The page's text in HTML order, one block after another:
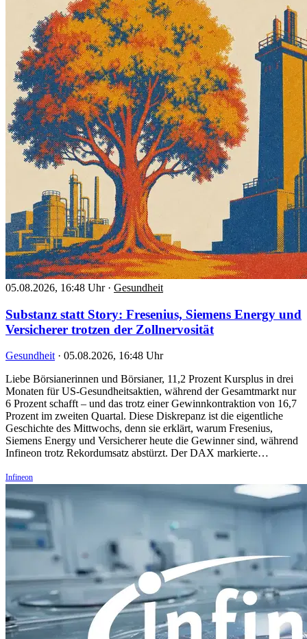
05.08.2026, 16:48 Uhr · Gesundheit
Substanz statt Story: Fresenius, Siemens Energy und
Versicherer trotzen der Zollnervosität
Gesundheit · 05.08.2026, 16:48 Uhr
Liebe Börsianerinnen und Börsianer, 11,2 Prozent Kursplus in drei
Monaten für US-Gesundheitsaktien, während der Gesamtmarkt nur
6 Prozent schafft – und das trotz einer Gewinnkontraktion von 16,7
Prozent im zweiten Quartal. Diese Diskrepanz ist die eigentliche
Geschichte des Mittwochs, denn sie erklärt, warum Fresenius,
Siemens Energy und Versicherer heute die Gewinner sind, während
Infineon trotz Rekordumsatz abstürzt. Der DAX markierte…
Infineon